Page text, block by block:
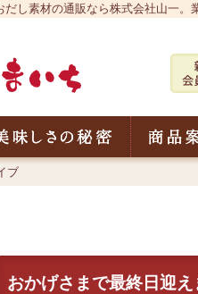
し素材の通販なら株式会社山一。
ちについて 美味しさの秘
ブ
おかげさまで最終日迎え